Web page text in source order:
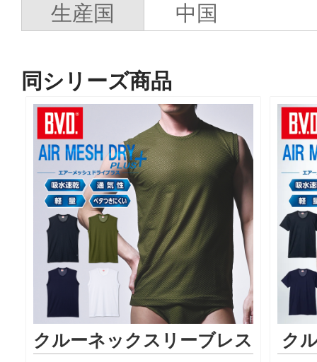
生産国
中国
同シリーズ商品
クルーネックスリーブレス ク